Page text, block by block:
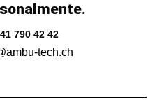
790 42 42
tech.ch